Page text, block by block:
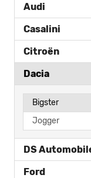
Audi
Casalini
Citroën
Dacia
Bigster
Jogger
DS
Ford